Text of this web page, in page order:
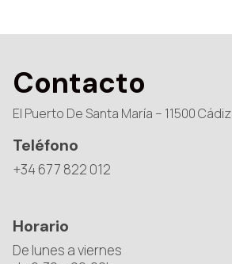
Contacto
El Puerto De Santa María – 11500 Cádiz
Teléfono
+34 677 822 012
Horario
De lunes a viernes